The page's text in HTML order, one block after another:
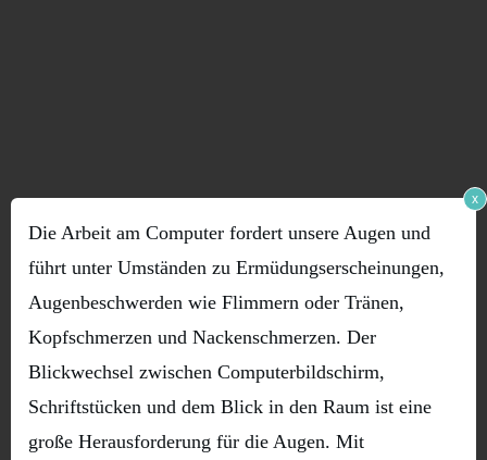
Die Arbeit am Computer fordert unsere Augen und
führt unter Umständen zu Ermüdungserscheinungen,
Augenbeschwerden wie Flimmern oder Tränen,
Kopfschmerzen und Nackenschmerzen. Der
Blickwechsel zwischen Computerbildschirm,
Schriftstücken und dem Blick in den Raum ist eine
große Herausforderung für die Augen. Mit
x